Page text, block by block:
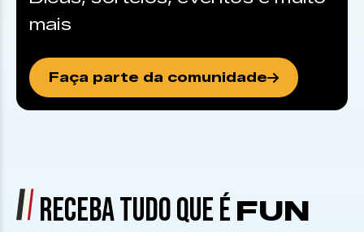
mais
Faça parte da comunidade
RECEBA TUDO QUE É FUN